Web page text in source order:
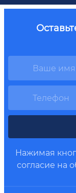
Нажимая
согласие на